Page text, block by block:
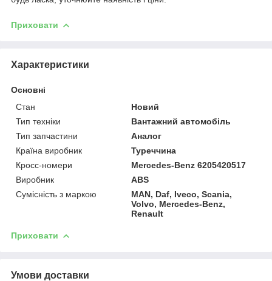
Приховати
Характеристики
Основні
Стан
Новий
Тип техніки
Вантажний автомобіль
Тип запчастини
Аналог
Країна виробник
Туреччина
Кросс-номери
Mercedes-Benz 6205420517
Виробник
ABS
Сумісність з маркою
MAN, Daf, Iveco, Scania,
Volvo, Mercedes-Benz,
Renault
Приховати
Умови доставки